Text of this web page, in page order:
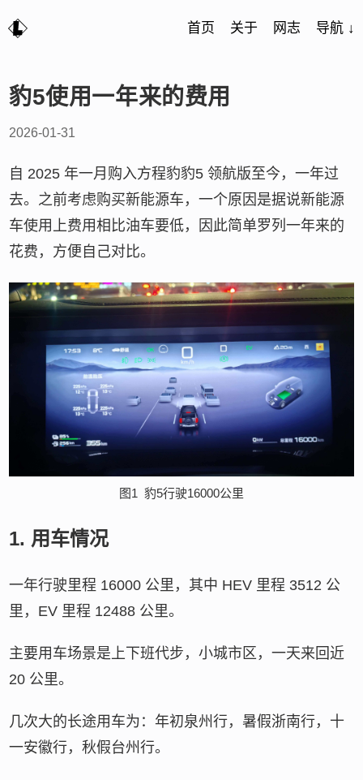
首页 关于 网志 导航 ↓
豹5使用一年来的费用
2026-01-31
自 2025 年一月购入方程豹豹5 领航版至今，一年过
去。之前考虑购买新能源车，一个原因是据说新能源
车使用上费用相比油车要低，因此简单罗列一年来的
花费，方便自己对比。
图1 豹5行驶16000公里
1. 用车情况
一年行驶里程 16000 公里，其中 HEV 里程 3512 公
里，EV 里程 12488 公里。
主要用车场景是上下班代步，小城市区，一天来回近
20 公里。
几次大的长途用车为：年初泉州行，暑假浙南行，十
一安徽行，秋假台州行。